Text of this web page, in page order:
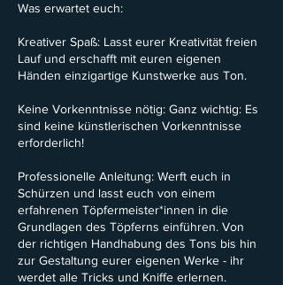
Was erwartet euch:
Kreativer Spaß: Lasst eurer Kreativität freien
Lauf und erschafft mit euren eigenen
Händen einzigartige Kunstwerke aus Ton.
Keine Vorkenntnisse nötig: Ganz wichtig: Es
sind keine künstlerischen Vorkenntnisse
erforderlich!
Professionelle Anleitung: Werft euch in
Schürzen und lasst euch von einem
erfahrenen Töpfermeister*innen in die
Grundlagen des Töpferns einführen. Von
der richtigen Handhabung des Tons bis hin
zur Gestaltung eurer eigenen Werke - ihr
werdet alle Tricks und Kniffe erlernen.